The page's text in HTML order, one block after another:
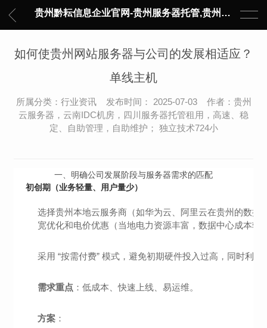
贵州黔耘信息企业官网-贵州服务器托管,贵州主机托管,云服务器托管,数据中心托管,网络设备托管,服务器租用,托管服务提供商,服务器管理-黔耘信息 贵州数据中心机柜租用-专业贵州IDC托管服务器维修
如何使贵州网站服务器与公司的发展相适应？
单线主机
所属分类：行业资讯 发布时间： 2025-07-03 作者：贵州
云服务器，云南IDC机房，四川服务器托管租用，高速、稳
定、自助管理，自助维护； 独立技术724小
一、 明确公司发展阶段与服务器需求的匹配
初创期（业务轻量、用户量少）
选择贵州本地云服务商（如华为云、阿里云在贵州的数
宽优化和电价优惠（当地电力资源丰富，数据中心成本较
采用 “按需付费” 模式，避免初期硬件投入过高，同时利
需求重点 ：低成本、快速上线、易运维。
方案 ：